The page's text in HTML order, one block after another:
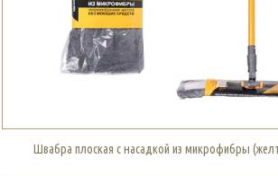
Швабра плоская с насадкой из микрофибры